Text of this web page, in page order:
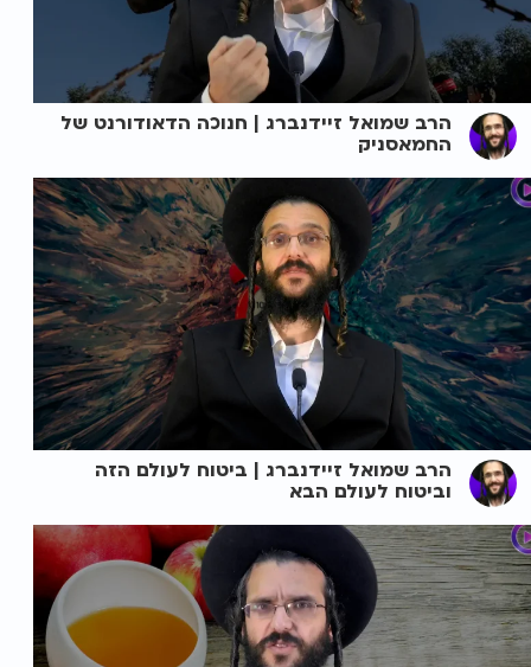
הרב שמואל זיידנברג | חנוכה הדאודורנט של
החמאסניק
הרב שמואל זיידנברג | ביטוח לעולם הזה
וביטוח לעולם הבא